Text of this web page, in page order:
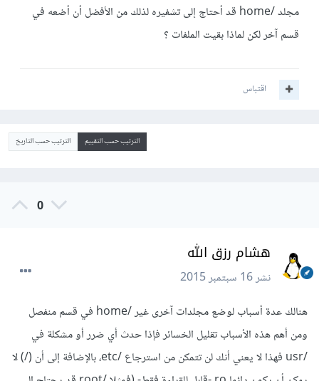
مجلد /home قد أحتاج إلى تشفيره لذلك من الأفضل أن أضعه في
قسم آخر لكن لماذا بقيت الملفات ؟
اقتباس
الترتيب حسب التقييم الترتيب حسب التاريخ
0
هشام رزق الله
نشر16 سبتمبر 2015
هنالك عدة أسباب لوضع مجلدات آخرى غير /home في قسم منفصل
ومن أهم هذه الأسباب تقليل الخسائر فإذا حدث أي ضرر أو مشكلة في
/usr فهذا لا يعني أنك لن تتمكن من استرجاع /etc، بالإضافة إلى أن (/) لا